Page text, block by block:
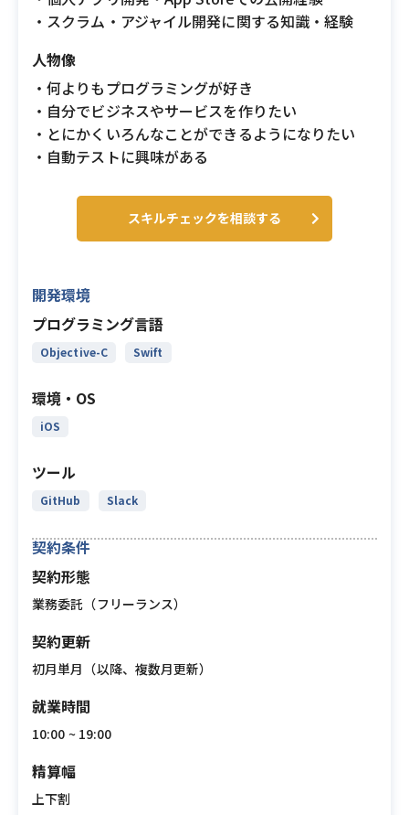
・スクラム・アジャイル開発に関する知識・経験
人物像
・何よりもプログラミングが好き
・自分でビジネスやサービスを作りたい
・とにかくいろんなことができるようになりたい
・自動テストに興味がある
スキルチェックを相談する
開発環境
プログラミング言語
Objective-C Swift
環境・OS
iOS
ツール
GitHub Slack
契約条件
契約形態
業務委託（フリーランス）
契約更新
初月単月（以降、複数月更新）
就業時間
10:00 ~ 19:00
精算幅
上下割